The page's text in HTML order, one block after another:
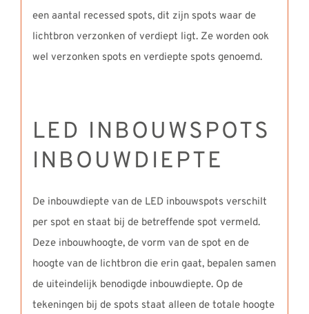
een aantal recessed spots, dit zijn spots waar de
lichtbron verzonken of verdiept ligt. Ze worden ook
wel verzonken spots en verdiepte spots genoemd.
LED INBOUWSPOTS
INBOUWDIEPTE
De inbouwdiepte van de LED inbouwspots verschilt
per spot en staat bij de betreffende spot vermeld.
Deze inbouwhoogte, de vorm van de spot en de
hoogte van de lichtbron die erin gaat, bepalen samen
de uiteindelijk benodigde inbouwdiepte. Op de
tekeningen bij de spots staat alleen de totale hoogte